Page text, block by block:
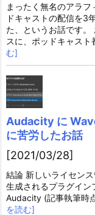
まったく無名のアラ
ドキャストの配信を3
た、というお話です
スに、ポッドキャスト
む]
Audacity に
に苦労したお話
[2021/03/28]
結論 新しいライセン
生成されるプラグイ
Audacity (記事執筆時
を読む]